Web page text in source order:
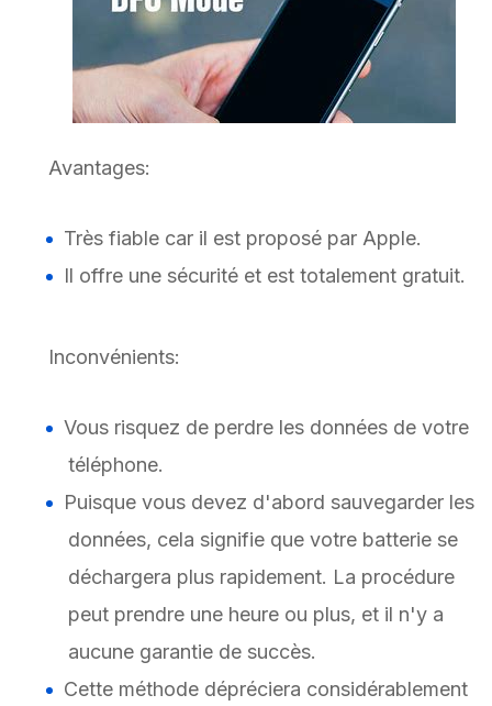
Avantages:
Très fiable car il est proposé par Apple.
Il offre une sécurité et est totalement gratuit.
Inconvénients:
Vous risquez de perdre les données de votre
téléphone.
Puisque vous devez d'abord sauvegarder les
données, cela signifie que votre batterie se
déchargera plus rapidement. La procédure
peut prendre une heure ou plus, et il n'y a
aucune garantie de succès.
Cette méthode dépréciera considérablement